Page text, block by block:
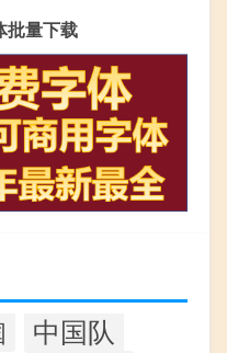
批量下载
中国队